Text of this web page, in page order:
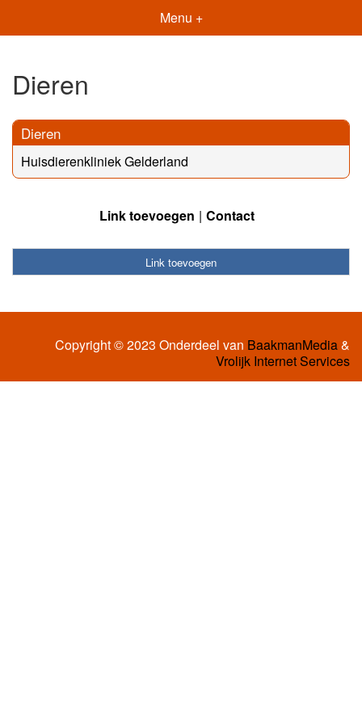
Menu +
Dieren
Dieren
Huisdierenkliniek Gelderland
Link toevoegen Contact
Link toevoegen
Copyright © 2023 Onderdeel van BaakmanMedia&
Vrolijk Internet Services